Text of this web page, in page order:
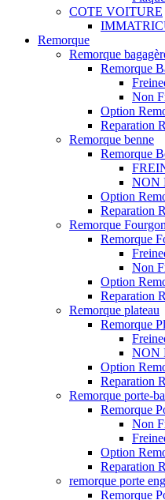
COTE VOITURE
Remorque
Remorque
Remorque
Non
Option
Reparation
Remorque benne
Remorque
NON
Option
Reparation
Remorque Fourgon
Remorque
Non
Option
Reparation
Remorque plateau
Remorque
NON
Option
Reparation
Remorque porte-
Remorque
Non
Option
Reparation
remorque porte
Remorque